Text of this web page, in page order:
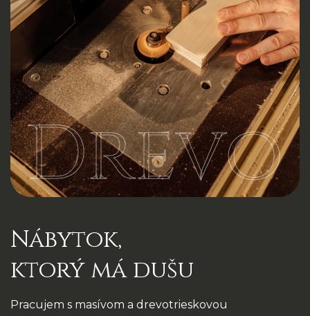
Drevo
Nábytok,
ktorý má dušu
Pracujem s masívom a drevotrieskovou